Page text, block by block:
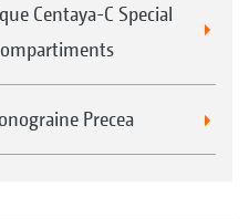
Centaya-C Special
Precea